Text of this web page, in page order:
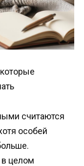
считаются
особей
целом